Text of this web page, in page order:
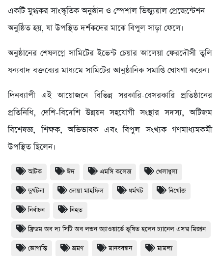
একটি মুগ্ধকর সাংস্কৃতিক অনুষ্ঠান ও স্পেশাল ভিজ্যুয়াল প্রেজেন্টেশন
অনুষ্ঠিত হয়, যা উপস্থিত দর্শকদের মাঝে বিপুল সাড়া ফেলে।
অনুষ্ঠানের শেষলগ্নে সামিটের ইভেন্ট চেয়ার আলেয়া ফেরদৌসী তুলি
ধন্যবাদ বক্তব্যের মাধ্যমে সামিটের আনুষ্ঠানিক সমাপ্তি ঘোষণা করেন।
দিনব্যাপী এই আয়োজনে বিভিন্ন সরকারি-বেসরকারি প্রতিষ্ঠানের
প্রতিনিধি, দেশি-বিদেশি উন্নয়ন সহযোগী সংস্থার সদস্য, অটিজম
বিশেষজ্ঞ, শিক্ষক, অভিভাবক এবং বিপুল সংখ্যক গণমাধ্যমকর্মী
উপস্থিত ছিলেন।
আটক ঈদ এমসি কলেজ খেলাধুলা
দুর্ঘটনা দোয়া মাহফিল ধর্মঘট নিখোঁজ
নির্বাচন নিহত
ফ্রিডম অব দ্য সিটি অব লন্ডন অ্যাওয়ার্ডে ভূষিত হলেন চ্যানেল এস'র মিজান
ভোগান্তি ভ্রমণ মানববন্ধন মামলা